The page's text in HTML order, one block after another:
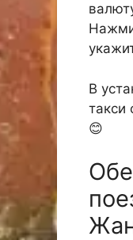
В
такси
😊